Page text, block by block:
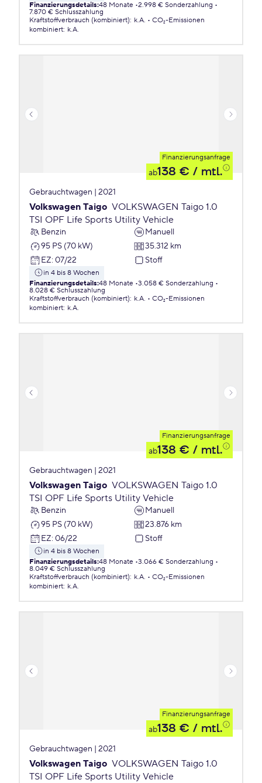
Finanzierungsdetails:48 Monate 2.998 € Sonderzahlung
7.870 € Schlusszahlung
Kraftstoffverbrauch (kombiniert): k.A.
CO₂-Emissionen
kombiniert: k.A.
Finanzierungsanfrage
ab138 € / mtl.
Gebrauchtwagen | 2021
Volkswagen Taigo VOLKSWAGEN Taigo 1.0
TSI OPF Life Sports Utility Vehicle
Benzin
Manuell
95 PS (70 kW)
35.312 km
EZ: 07/22 Stoff
in 4 bis 8 Wochen
Finanzierungsdetails:48 Monate 3.058 € Sonderzahlung
8.028 € Schlusszahlung
Kraftstoffverbrauch (kombiniert): k.A.
CO₂-Emissionen
kombiniert: k.A.
Finanzierungsanfrage
ab138 € / mtl.
Gebrauchtwagen | 2021
Volkswagen Taigo VOLKSWAGEN Taigo 1.0
TSI OPF Life Sports Utility Vehicle
Benzin
Manuell
95 PS (70 kW)
23.876 km
EZ: 06/22 Stoff
in 4 bis 8 Wochen
Finanzierungsdetails:48 Monate 3.066 € Sonderzahlung
8.049 € Schlusszahlung
Kraftstoffverbrauch (kombiniert): k.A.
CO₂-Emissionen
kombiniert: k.A.
Finanzierungsanfrage
ab138 € / mtl.
Gebrauchtwagen | 2021
Volkswagen Taigo VOLKSWAGEN Taigo 1.0
TSI OPF Life Sports Utility Vehicle